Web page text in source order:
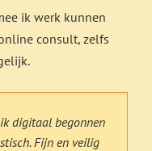
ik werk kunnen
consult, zelfs
digitaal begonnen
Fijn en veilig